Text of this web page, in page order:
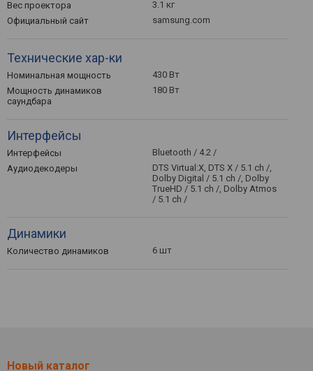
Вес проектора
3.1 кг
Официальный сайт
samsung.com
Технические хар-ки
Номинальная мощность
430 Вт
Мощность динамиков
саундбара
180 Вт
Интерфейсы
Интерфейсы
Bluetooth / 4.2 /
Аудиодекодеры
DTS Virtual:X, DTS X / 5.1 ch /,
Dolby Digital / 5.1 ch /, Dolby
TrueHD / 5.1 ch /, Dolby Atmos
/ 5.1 ch /
Динамики
Количество динамиков 6 шт
Новый каталог